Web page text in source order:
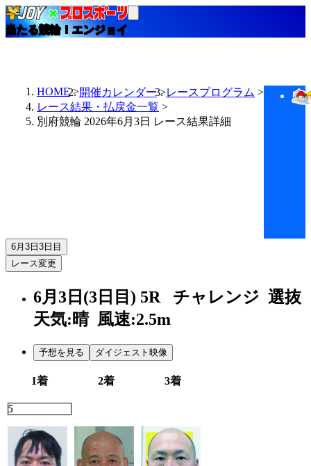
当たる競輪！エンジョイ
HOME 開催カレンダー
レースプログラム
レース結果・払戻金一覧
別府競輪 2026年6月3日 レース結果詳細
6月3日 3日目
レース変更
6月3日(3日目) 5R チャレンジ 選抜
天気:晴 風速:2.5m
予想を見る ダイジェスト映像
1着 2着 3着
5